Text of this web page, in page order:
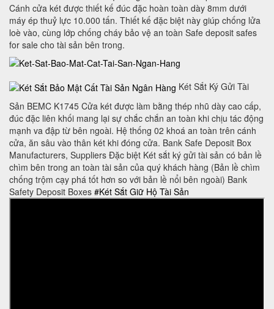
Cánh cửa két được thiết kế đúc đặc hoàn toàn dày 8mm dưới
máy ép thuỷ lực 10.000 tấn. Thiết kế đặc biệt này giúp chống lửa
loè vào, cùng lớp chống cháy bảo vệ an toàn Safe deposit safes
for sale cho tài sản bên trong.
Két Sắt Ký Gửi Tài
Sản BEMC K1745 Cửa két được làm bằng thép nhũ dày cao cấp,
đúc đặc liên khối mang lại sự chắc chắn an toàn khi chịu tác động
mạnh va đập từ bên ngoài. Hệ thống 02 khoá an toàn trên cánh
cửa, ăn sâu vào thân két khi đóng cửa. Bank Safe Deposit Box
Manufacturers, Suppliers Đặc biệt Két sắt ký gửi tài sản có bản lề
chìm bên trong an toàn tài sản của quý khách hàng (Bản lề chìm
chống trộm cạy phá tốt hơn so với bản lề nổi bên ngoài) Bank
Safety Deposit Boxes #Két Sắt Giữ Hộ Tài Sản